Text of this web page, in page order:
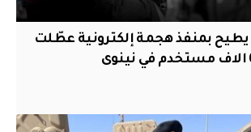
يطيح بمنفذ هجمة إلكترونية عطّلت